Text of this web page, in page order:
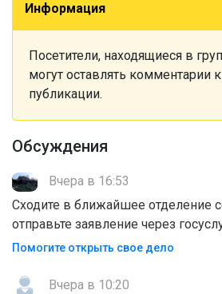
Информация
Посетители, находящиеся в
могут оставлять комментарии
публикации.
Обсуждения
Вчера в 16:53
Сходите в ближайшее отделение
отправьте заявление через
Помогите открыть свое дело
Вчера в 10:20